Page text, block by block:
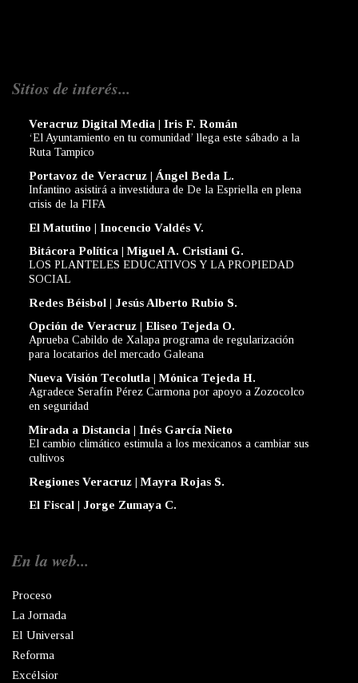
Sitios de interés...
Veracruz Digital Media | Iris F. Román
‘El Ayuntamiento en tu comunidad’ llega este sábado a la
Ruta Tampico
Portavoz de Veracruz | Ángel Beda L.
Infantino asistirá a investidura de De la Espriella en plena
crisis de la FIFA
El Matutino | Inocencio Valdés V.
Bitácora Política | Miguel A. Cristiani G.
LOS PLANTELES EDUCATIVOS Y LA PROPIEDAD
SOCIAL
Redes Béisbol | Jesús Alberto Rubio S.
Opción de Veracruz | Eliseo Tejeda O.
Aprueba Cabildo de Xalapa programa de regularización
para locatarios del mercado Galeana
Nueva Visión Tecolutla | Mónica Tejeda H.
Agradece Serafín Pérez Carmona por apoyo a Zozocolco
en seguridad
Mirada a Distancia | Inés García Nieto
El cambio climático estimula a los mexicanos a cambiar sus
cultivos
Regiones Veracruz | Mayra Rojas S.
El Fiscal | Jorge Zumaya C.
En la web...
Proceso
La Jornada
El Universal
Reforma
Excélsior